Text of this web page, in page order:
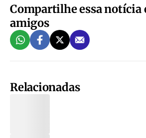
Compartilhe essa notícia
amigos
Relacionadas